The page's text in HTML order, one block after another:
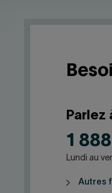
Parlez
1
Lundi au
Autres